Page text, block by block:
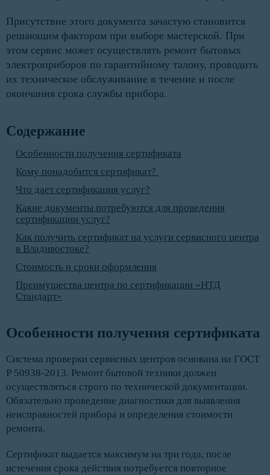
Присутствие этого документа зачастую становится
решающим фактором при выборе мастерской. При
этом сервис может осуществлять ремонт бытовых
электроприборов по гарантийному талону, проводить
их техническое обслуживание в течение и после
окончания срока службы прибора.
Содержание
Особенности получения сертификата
Кому понадобится сертификат?
Что дает сертификация услуг?
Какие документы потребуются для проведения
сертификации услуг?
Как получить сертификат на услуги сервисного центра
в Владивостоке?
Стоимость и сроки оформления
Преимущества центра по сертификации «НТД
Стандарт»
Особенности получения сертификата
Система проверки сервисных центров основана на ГОСТ
Р 50938-2013. Ремонт бытовой техники должен
осуществляться строго по технической документации.
Обязательно проведение диагностики для выявления
неисправностей прибора и определения стоимости
ремонта.
Сертификат выдается максимум на три года, после
истечения срока действия потребуется повторное